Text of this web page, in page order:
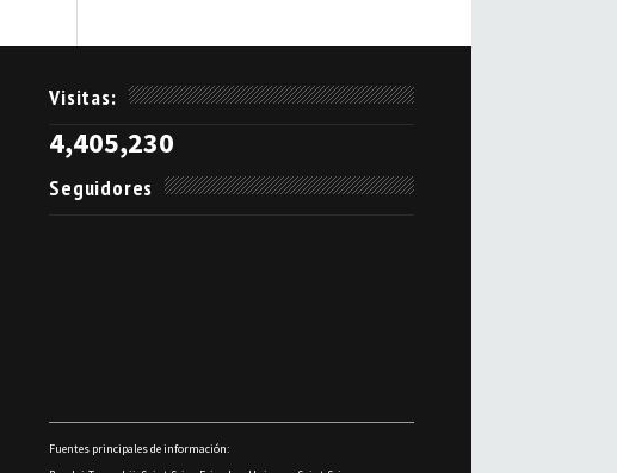
Visitas:
4,405,230
Seguidores
Fuentes principales de información: